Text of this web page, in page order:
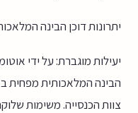
יתרונות דוכן הבינה
יעילות מוגברת: על ידי
הבינה המלאכותית מפחית
צוות הכנסייה. משימות